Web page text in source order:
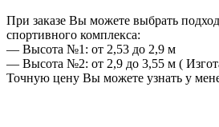
При заказе Вы можете выбрать
спортивного комплекса:
— Высота №1: от 2,53 до 2,9 м
— Высота №2: от 2,9 до 3,55 м (
Точную цену Вы можете узнать у